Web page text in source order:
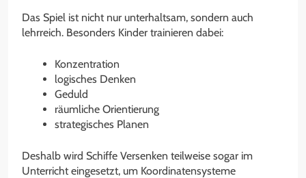
Das Spiel ist nicht nur unterhaltsam, sondern auch
lehrreich. Besonders Kinder trainieren dabei:
Konzentration
logisches Denken
Geduld
räumliche Orientierung
strategisches Planen
Deshalb wird Schiffe Versenken teilweise sogar im
Unterricht eingesetzt, um Koordinatensysteme